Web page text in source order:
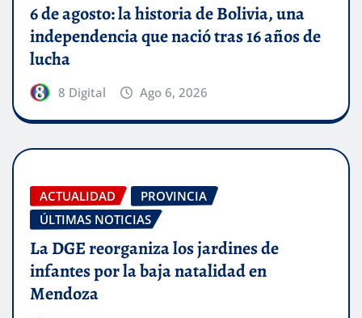
6 de agosto: la historia de Bolivia, una
independencia que nació tras 16 años de
lucha
8 Digital Ago 6, 2026
ACTUALIDAD
PROVINCIA
ÚLTIMAS NOTICIAS
La DGE reorganiza los jardines de
infantes por la baja natalidad en
Mendoza